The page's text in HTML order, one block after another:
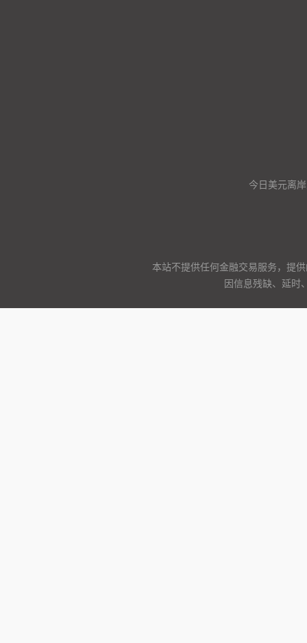
今日美元离
本站不提供任何金融交易服务，提
因信息残缺、延时